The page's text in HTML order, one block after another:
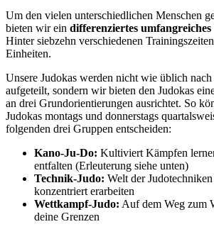
Um den vielen unterschiedlichen Menschen
bieten wir ein differenziertes
Hinter siebzehn verschiedenen
Einheiten.
Unsere Judokas werden nicht wie üblich
aufgeteilt, sondern wir bieten den Judokas
an drei Grundorientierungen ausrichtet. So
Judokas montags und donnerstags
folgenden drei Gruppen entscheiden:
Kano-Ju-Do: Kultiviert Kämpfen
entfalten (Erleuterung siehe unten)
Technik-Judo: Welt der
konzentriert erarbeiten
Wettkampf-Judo: Auf dem Weg zum
deine Grenzen